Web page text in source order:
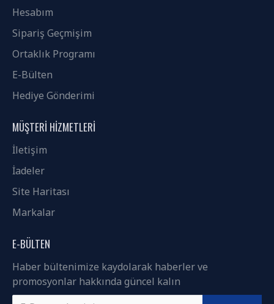
Hesabım
Sipariş Geçmişim
Ortaklık Programı
E-Bülten
Hediye Gönderimi
MÜŞTERI HIZMETLERI
İletişim
İadeler
Site Haritası
Markalar
E-BÜLTEN
Haber bültenimize kaydolarak haberler ve
promosyonlar hakkında güncel kalın